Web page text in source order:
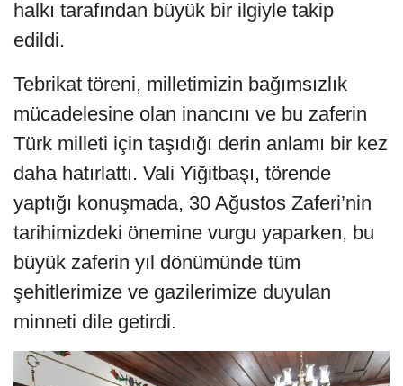
halkı tarafından büyük bir ilgiyle takip
edildi.
Tebrikat töreni, milletimizin bağımsızlık
mücadelesine olan inancını ve bu zaferin
Türk milleti için taşıdığı derin anlamı bir kez
daha hatırlattı. Vali Yiğitbaşı, törende
yaptığı konuşmada, 30 Ağustos Zaferi’nin
tarihimizdeki önemine vurgu yaparken, bu
büyük zaferin yıl dönümünde tüm
şehitlerimize ve gazilerimize duyulan
minneti dile getirdi.